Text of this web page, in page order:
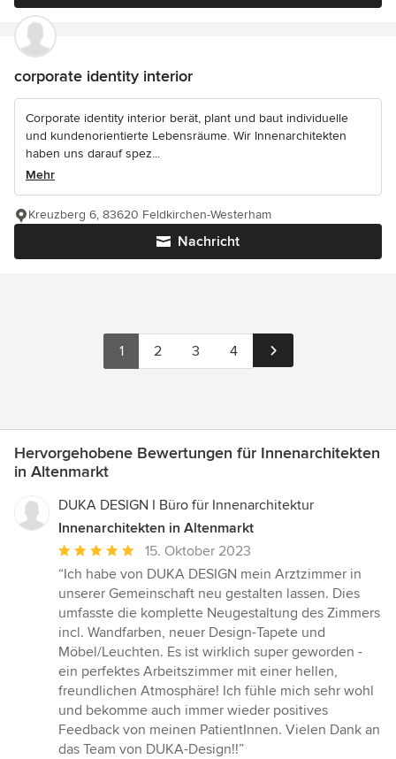
corporate identity interior
Corporate identity interior berät, plant und baut individuelle
und kundenorientierte Lebensräume. Wir Innenarchitekten
haben uns darauf spez...
Mehr
Nachricht
Kreuzberg 6, 83620 Feldkirchen-Westerham
1 2 3 4
Hervorgehobene Bewertungen für Innenarchitekten
in Altenmarkt
DUKA DESIGN I Büro für Innenarchitektur
Innenarchitekten in Altenmarkt
Durchschnittliche
Bewertung:
5
von
5
Sternen
15. Oktober 2023
“Ich habe von DUKA DESIGN mein Arztzimmer in
unserer Gemeinschaft neu gestalten lassen. Dies
umfasste die komplette Neugestaltung des Zimmers
incl. Wandfarben, neuer Design-Tapete und
Möbel/Leuchten. Es ist wirklich super geworden -
ein perfektes Arbeitszimmer mit einer hellen,
freundlichen Atmosphäre! Ich fühle mich sehr wohl
und bekomme auch immer wieder positives
Feedback von meinen PatientInnen. Vielen Dank an
das Team von DUKA-Design!!”